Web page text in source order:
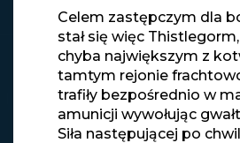
Celem zastępczym dla
stał się więc
chyba największym z
tamtym rejonie
trafiły bezpośrednio w
amunicji wywołując
Siła następującej po